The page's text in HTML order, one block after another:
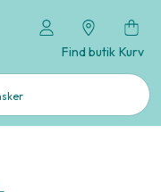
Find butik Kurv